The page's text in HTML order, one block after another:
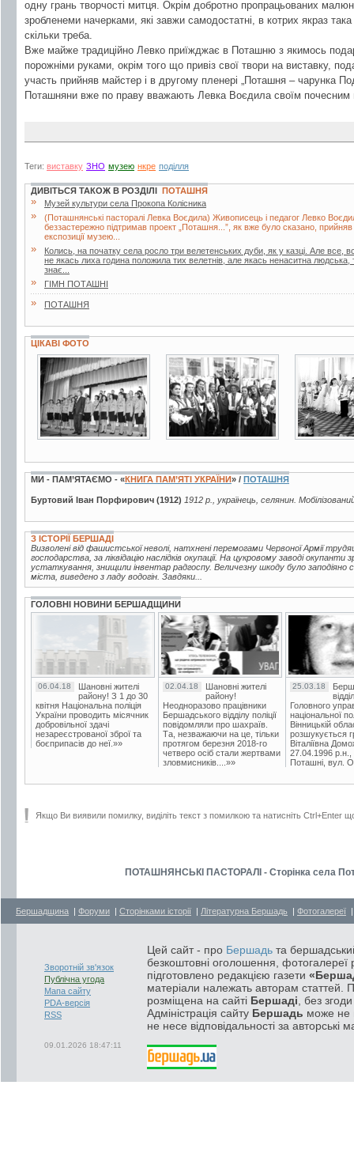
одну грань творчості митця. Окрім добротно пропрацьованих
зробленеми начерками, які завжи самодостатні, в котрих якраз
скільки треба.
Вже майже традиційно Левко приїжджає в Поташню з якимось
порожніми руками, окрім того що привіз свої твори на виставку,
участь прийняв майстер і в другому пленері „Поташня – чарунка
Поташняни вже по праву вважають Левка Воєдила своїм почесним
Теги: виставку ЗНО музею нкре поділля
ДИВІТЬСЯ ТАКОЖ В РОЗДІЛІ ПОТАШНЯ
» Музей культури села Прокопа Колісника
»
(Поташнянські пасторалі Левка Воєдила) Живописець і педагог Левко
беззастережно підтримав проект „Поташня...”, як вже було сказано, прийняв
експозиції музею...
»
Колись, на початку села росло три велетенських дуби, як у казці. Але
не якась лиха година положила тих велетнів, але якась ненаситна
знає...
» ГІМН ПОТАШНІ
» ПОТАШНЯ
ЦІКАВІ ФОТО
2 фото 2 фото 2 фото
МИ - ПАМ’ЯТАЄМО - «КНИГА ПАМ’ЯТІ УКРАЇНИ» / ПОТАШНЯ
Буртовий Іван Порфирович (1912) 1912 р., українець, селянин.
З ІСТОРІЇ БЕРШАДІ
Визволені від фашистської неволі, натхнені перемогами Червоної Армії
господарства, за ліквідацію наслідків окупації. На цукровому заводі
устаткування, знищили інвентар радгоспу. Величезну шкоду було заподіяно
міста, виведено з ладу водогін. Завдяки...
ГОЛОВНІ НОВИНИ БЕРШАДЩИНИ
06.04.18
Шановні жителі
району! З 1 до 30
квітня Національна поліція
України проводить місячник
добровільної здачі
незареєстрованої зброї та
боєприпасів до неї.»»
02.04.18
Шановні жителі
району!
Неодноразово працівники
Бершадського відділу поліції
повідомляли про шахраїв.
Та, незважаючи на це, тільки
протягом березня 2018-го
четверо осіб стали жертвами
зловмисників....»»
25.03.18
Головного
національної
Вінницькій
розшукується
Віталіївна
27.04.1996 р.н.,
Поташні, вул.
Якщо Ви виявили помилку, виділіть текст з помилкою та натисніть Ctrl+Enter
ПОТАШНЯНСЬКІ ПАСТОРАЛІ - Сторінка села
Бершадщина | Форуми | Сторінками історії | Літературна Бершадь | Фотогалереї
Зворотній зв'язок
Публічна угода
Мапа сайту
PDA-версія
RSS
09.01.2026 18:47:11
Цей сайт - про Бершадь та
безкоштовні оголошення, фотогалереї
підготовлено редакцією газети
матеріали належать авторам статтей.
розміщена на сайті Бершаді , без
Адміністрація сайту Бершадь може не
не несе відповідальності за авторські